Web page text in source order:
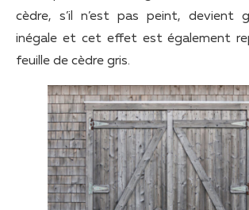
cèdre, s’il n’est pas peint, devient
inégale et cet effet est également
feuille de cèdre gris.